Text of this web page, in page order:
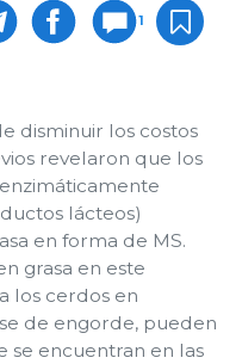
1
disminuir los costos
revelaron que los
lácteos)
en forma de MS.
grasa en este
los cerdos en
de engorde, pueden
se encuentran en las